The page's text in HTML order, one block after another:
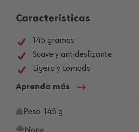
Características
145 gramos
Suave y antideslizante
Ligero y cómodo
Aprenda más
Peso: 145 g
None